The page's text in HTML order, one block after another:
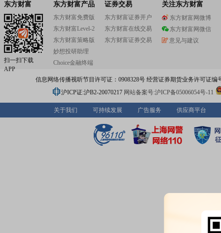
东方财富
扫一扫下载
APP
东方财富产品
东方财富免费版
东方财富Level-2
东方财富策略版
妙想投研助理
Choice金融终端
证券交易
东方财富证券开户
东方财富在线交易
东方财富证券交易
关注东方财富
东方财富网微博
东方财富网微信
意见与建议
信息网络传播视听节目许可证：0908328号 经营证券期货业务许可证编
沪ICP证:沪B2-20070217 网站备案号:沪ICP备05006054号-11
关于我们 可持续发展 广告服务 供应商平台